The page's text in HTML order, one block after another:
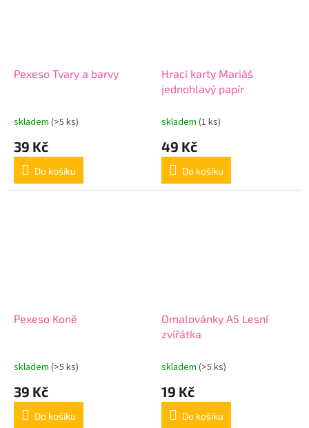
Pexeso Tvary a barvy
skladem (>5 ks)
39 Kč
Do košíku
Hrací karty Mariáš
jednohlavý papír
skladem (1 ks)
49 Kč
Do košíku
Pexeso Koně
skladem (>5 ks)
39 Kč
Do košíku
Omalovánky A5 Lesní
zvířátka
skladem (>5 ks)
19 Kč
Do košíku